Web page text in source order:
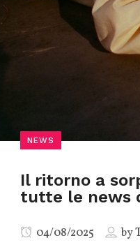
NEWS
Il ritorno a
tutte le news
04/08/2025 by